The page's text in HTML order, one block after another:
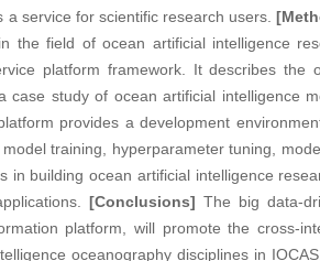
service for scientific research users.
the field of ocean artificial intelligence
platform framework. It describes the
study of ocean artificial intelligence
provides a development
training, hyperparameter tuning,
building ocean artificial intelligence
[Conclusions] The big data-
platform, will promote the cross-
oceanography disciplines in